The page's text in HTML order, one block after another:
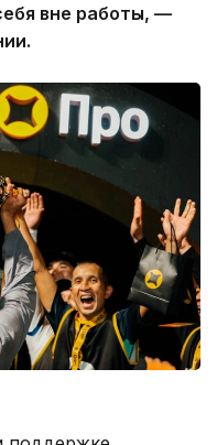
вне работы, —